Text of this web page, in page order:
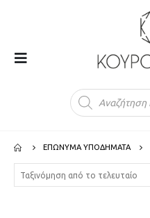
ΕΠΩΝΥΜΑ ΥΠΟΔΗΜΑΤΑ